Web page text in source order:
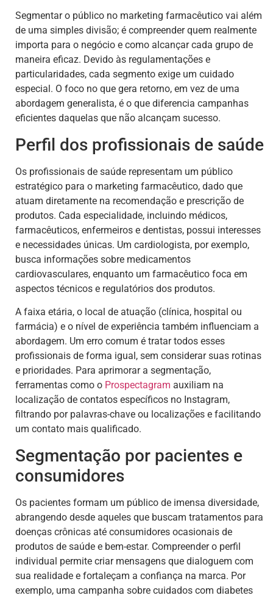
Segmentar o público no marketing farmacêutico vai além
de uma simples divisão; é compreender quem realmente
importa para o negócio e como alcançar cada grupo de
maneira eficaz. Devido às regulamentações e
particularidades, cada segmento exige um cuidado
especial. O foco no que gera retorno, em vez de uma
abordagem generalista, é o que diferencia campanhas
eficientes daquelas que não alcançam sucesso.
Perfil dos profissionais de saúde
Os profissionais de saúde representam um público
estratégico para o marketing farmacêutico, dado que
atuam diretamente na recomendação e prescrição de
produtos. Cada especialidade, incluindo médicos,
farmacêuticos, enfermeiros e dentistas, possui interesses
e necessidades únicas. Um cardiologista, por exemplo,
busca informações sobre medicamentos
cardiovasculares, enquanto um farmacêutico foca em
aspectos técnicos e regulatórios dos produtos.
A faixa etária, o local de atuação (clínica, hospital ou
farmácia) e o nível de experiência também influenciam a
abordagem. Um erro comum é tratar todos esses
profissionais de forma igual, sem considerar suas rotinas
e prioridades. Para aprimorar a segmentação,
ferramentas como o Prospectagram auxiliam na
localização de contatos específicos no Instagram,
filtrando por palavras-chave ou localizações e facilitando
um contato mais qualificado.
Segmentação por pacientes e
consumidores
Os pacientes formam um público de imensa diversidade,
abrangendo desde aqueles que buscam tratamentos para
doenças crônicas até consumidores ocasionais de
produtos de saúde e bem-estar. Compreender o perfil
individual permite criar mensagens que dialoguem com
sua realidade e fortaleçam a confiança na marca. Por
exemplo, uma campanha sobre cuidados com diabetes